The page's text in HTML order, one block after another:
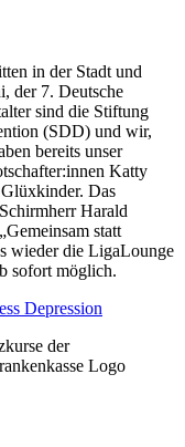
in der Stadt und
der 7. Deutsche
sind die Stiftung
(SDD) und wir,
bereits unser
Katty
Das
Harald
statt
wieder die LigaLounge
sofort möglich.
Depression